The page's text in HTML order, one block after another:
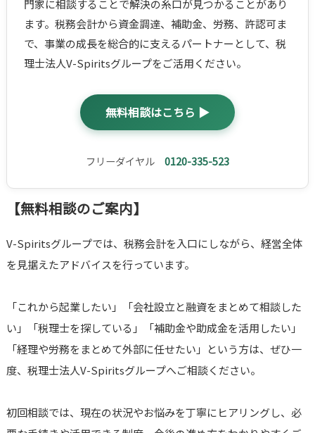
門家に相談することで解決の糸口が見つかることがあり
ます。税務会計から資金調達、補助金、労務、許認可ま
で、事業の成長を総合的に支えるパートナーとして、税
理士法人V-Spiritsグループをご活用ください。
無料相談はこちら ▶
フリーダイヤル 0120-335-523
【無料相談のご案内】
V-Spiritsグループでは、税務会計を入口にしながら、経営全体
を見据えたアドバイスを行っています。
「これから起業したい」「会社設立と融資をまとめて相談した
い」「税理士を探している」「補助金や助成金を活用したい」
「経理や労務をまとめて外部に任せたい」という方は、ぜひ一
度、税理士法人V-Spiritsグループへご相談ください。
初回相談では、現在の状況やお悩みを丁寧にヒアリングし、必